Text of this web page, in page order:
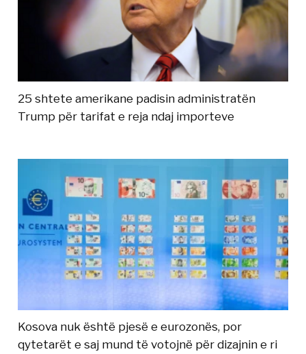
25 shtete amerikane padisin administratën
Trump për tarifat e reja ndaj importeve
Kosova nuk është pjesë e eurozonës, por
qytetarët e saj mund të votojnë për dizajnin e ri